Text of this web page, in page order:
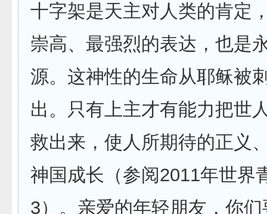
十字架是天主对人类的肯
崇高、最强烈的表达，也是
源。这神性的生命从耶稣被
出。只有上主才有能力把世
救出来，使人所期待的正义
神国成长（参阅2011年世界
3）。亲爱的年轻朋友，你